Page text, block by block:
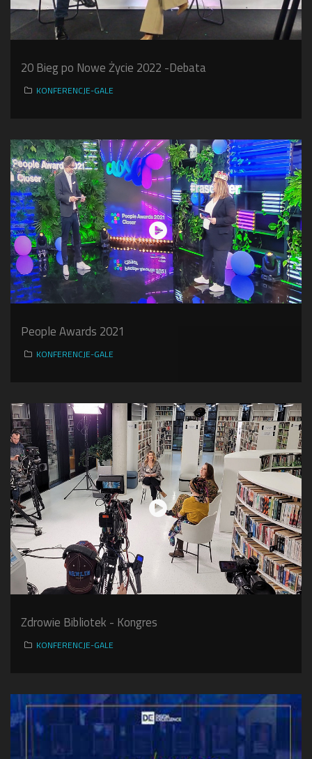
20 Bieg po Nowe Życie 2022 -Debata
KONFERENCJE-GALE
People Awards 2021
KONFERENCJE-GALE
Zdrowie Bibliotek - Kongres
KONFERENCJE-GALE